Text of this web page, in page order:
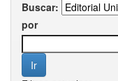
Buscar:
por